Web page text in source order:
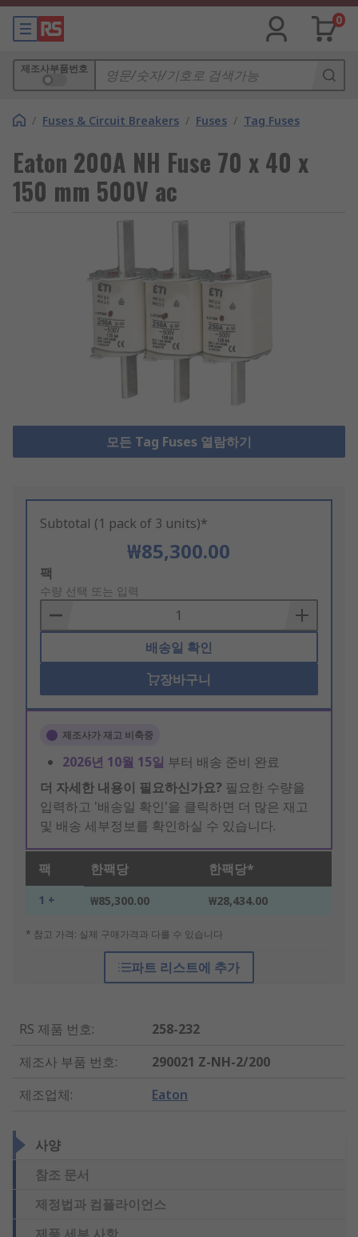
0
제조사부품번호
/ Fuses & Circuit Breakers / Fuses / Tag Fuses
Eaton 200A NH Fuse 70 x 40 x
150 mm 500V ac
모든 Tag Fuses 열람하기
Subtotal (1 pack of 3 units)*
₩85,300.00
Add
to
Basket
팩
수량 선택 또는 입력
배송일 확인
장바구니
제조사가 재고 비축중
2026년 10월 15일 부터 배송 준비 완료
더 자세한 내용이 필요하신가요? 필요한 수량을
입력하고 '배송일 확인'을 클릭하면 더 많은 재고
및 배송 세부정보를 확인하실 수 있습니다.
팩 한팩당 한팩당*
1 + ₩85,300.00 ₩28,434.00
* 참고 가격: 실제 구매가격과 다를 수 있습니다
파트 리스트에 추가
RS 제품 번호:
258-232
제조사 부품 번호:
290021 Z-NH-2/200
제조업체: Eaton
사양
참조 문서
제정법과 컴플라이언스